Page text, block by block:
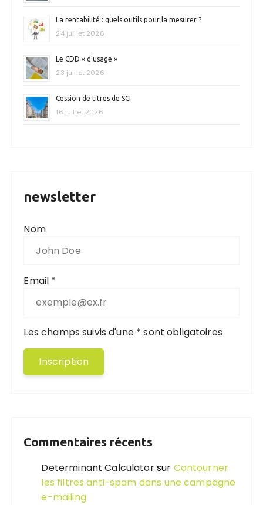
La rentabilité : quels outils pour la mesurer ?
24 juillet 2026
Le CDD « d’usage »
23 juillet 2026
Cession de titres de SCI
16 juillet 2026
newsletter
Nom
Email *
Les champs suivis d'une * sont obligatoires
Commentaires récents
Determinant Calculatorsur Contourner
les filtres anti-spam dans une campagne
e-mailing